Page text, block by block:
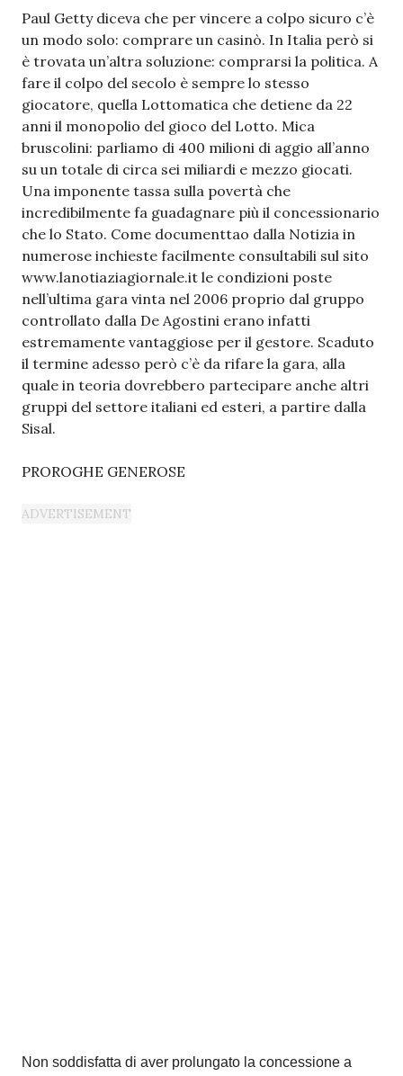
Paul Getty diceva che per vincere a colpo sicuro c’è
un modo solo: comprare un casinò. In Italia però si
è trovata un’altra soluzione: comprarsi la politica. A
fare il colpo del secolo è sempre lo stesso
giocatore, quella Lottomatica che detiene da 22
anni il monopolio del gioco del Lotto. Mica
bruscolini: parliamo di 400 milioni di aggio all’anno
su un totale di circa sei miliardi e mezzo giocati.
Una imponente tassa sulla povertà che
incredibilmente fa guadagnare più il concessionario
che lo Stato. Come documenttao dalla Notizia in
numerose inchieste facilmente consultabili sul sito
www.lanotiaziagiornale.it le condizioni poste
nell’ultima gara vinta nel 2006 proprio dal gruppo
controllato dalla De Agostini erano infatti
estremamente vantaggiose per il gestore. Scaduto
il termine adesso però c’è da rifare la gara, alla
quale in teoria dovrebbero partecipare anche altri
gruppi del settore italiani ed esteri, a partire dalla
Sisal.
PROROGHE GENEROSE
Non soddisfatta di aver prolungato la concessione a